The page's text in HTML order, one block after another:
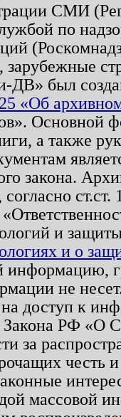
СМИ
по
зарубежные
ДВ» был
«Об
Основной
а также
закона.
и
и о
не
доступ к
Закона РФ «О
за
честь
массовой